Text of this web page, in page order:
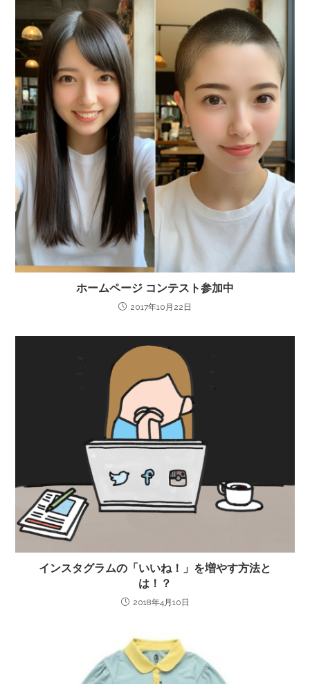
ホームページ コンテスト参加中
2017年10月22日
インスタグラムの「いいね！」を増やす方法と
は！？
2018年4月10日